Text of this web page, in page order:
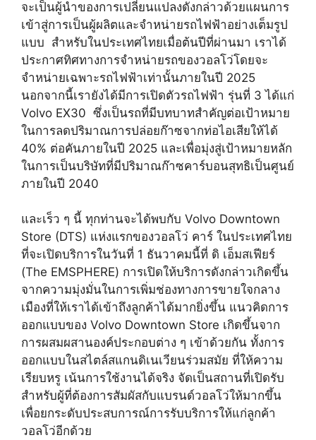
จะเป็นผู้นำของการเปลี่ยนแปลงดังกล่าวด้วยแผนการ
เข้าสู่การเป็นผู้ผลิตและจำหน่ายรถไฟฟ้าอย่างเต็มรูป
แบบ สำหรับในประเทศไทยเมื่อต้นปีที่ผ่านมา เราได้
ประกาศทิศทางการจำหน่ายรถของวอลโว่โดยจะ
จำหน่ายเฉพาะรถไฟฟ้าเท่านั้นภายในปี 2025
นอกจากนี้เรายังได้มีการเปิดตัวรถไฟฟ้า รุ่นที่ 3 ได้แก่
Volvo EX30 ซึ่งเป็นรถที่มีบทบาทสำคัญต่อเป้าหมาย
ในการลดปริมาณการปล่อยก๊าซจากท่อไอเสียให้ได้
40% ต่อคันภายในปี 2025 และเพื่อมุ่งสู่เป้าหมายหลัก
ในการเป็นบริษัทที่มีปริมาณก๊าซคาร์บอนสุทธิเป็นศูนย์
ภายในปี 2040
และเร็ว ๆ นี้ ทุกท่านจะได้พบกับ Volvo Downtown
Store (DTS) แห่งแรกของวอลโว่ คาร์ ในประเทศไทย
ที่จะเปิดบริการในวันที่ 1 ธันวาคมนี้ที่ ดิ เอ็มสเฟียร์
(The EMSPHERE) การเปิดให้บริการดังกล่าวเกิดขึ้น
จากความมุ่งมั่นในการเพิ่มช่องทางการขายใจกลาง
เมืองที่ให้เราได้เข้าถึงลูกค้าได้มากยิ่งขึ้น แนวคิดการ
ออกแบบของ Volvo Downtown Store เกิดขึ้นจาก
การผสมผสานองค์ประกอบต่าง ๆ เข้าด้วยกัน ทั้งการ
ออกแบบในสไตล์สแกนดิเนเวียนร่วมสมัย ที่ให้ความ
เรียบหรู เน้นการใช้งานได้จริง จัดเป็นสถานที่เปิดรับ
สำหรับผู้ที่ต้องการสัมผัสกับแบรนด์วอลโว่ให้มากขึ้น
เพื่อยกระดับประสบการณ์การรับบริการให้แก่ลูกค้า
วอลโว่อีกด้วย